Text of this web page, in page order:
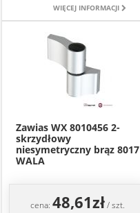
WIĘCEJ INFORMACJI
Zawias WX 8010456 2-
skrzydłowy
niesymetryczny brąz 8017
WALA
cena:48,61zł/ szt.